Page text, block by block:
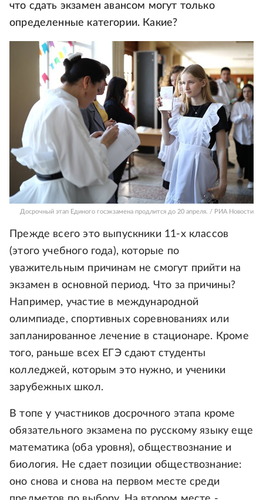
что сдать экзамен авансом могут только
определенные категории. Какие?
Досрочный этап Единого госэкзамена продлится до 20 апреля. / РИА Новости
Прежде всего это выпускники 11-х классов
(этого учебного года), которые по
уважительным причинам не смогут прийти на
экзамен в основной период. Что за причины?
Например, участие в международной
олимпиаде, спортивных соревнованиях или
запланированное лечение в стационаре. Кроме
того, раньше всех ЕГЭ сдают студенты
колледжей, которым это нужно, и ученики
зарубежных школ.
В топе у участников досрочного этапа кроме
обязательного экзамена по русскому языку еще
математика (оба уровня), обществознание и
биология. Не сдает позиции обществознание:
оно снова и снова на первом месте среди